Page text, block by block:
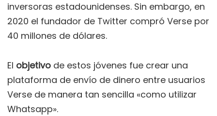
inversoras estadounidenses. Sin embargo, en
2020 el fundador de Twitter compró Verse por
40 millones de dólares.
El objetivo de estos jóvenes fue crear una
plataforma de envío de dinero entre usuarios
Verse de manera tan sencilla «como utilizar
Whatsapp».